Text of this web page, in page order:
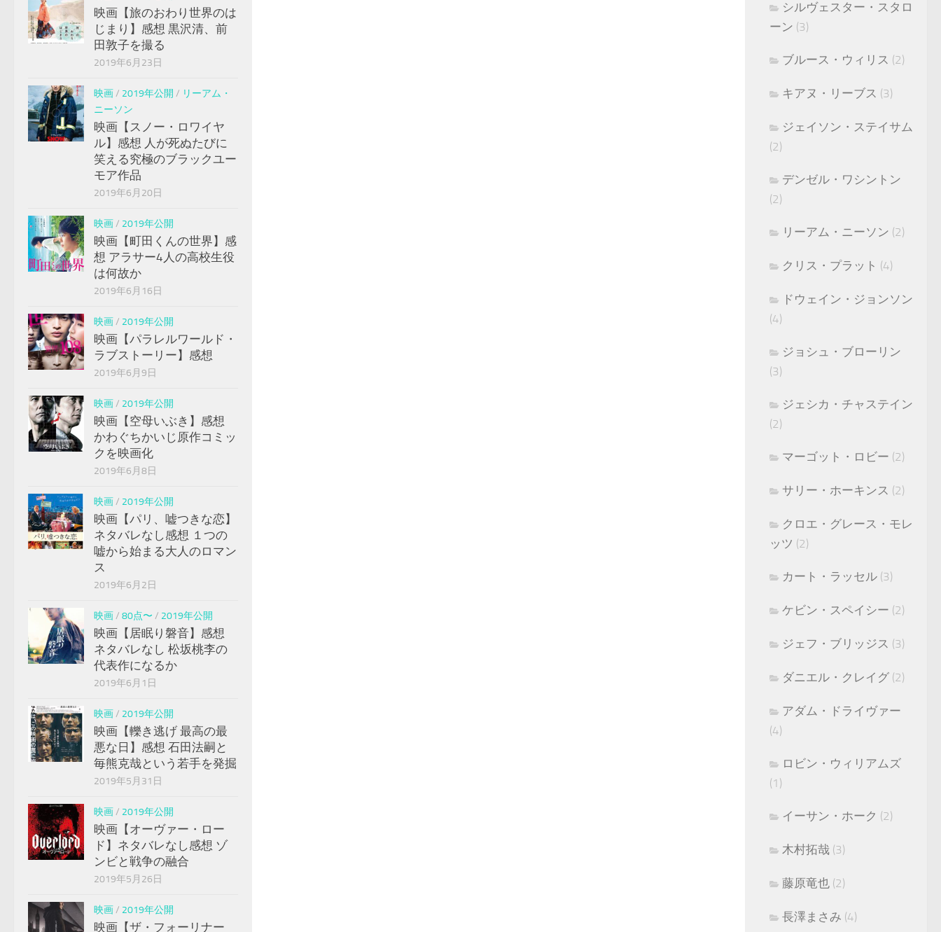
映画【旅のおわり世界のは
じまり】感想 黒沢清、前
田敦子を撮る
2019年6月23日
映画/ 2019年公開 / リーアム・
ニーソン
映画【スノー・ロワイヤ
ル】感想 人が死ぬたびに
笑える究極のブラックユー
モア作品
2019年6月20日
映画/ 2019年公開
映画【町田くんの世界】感
想 アラサー4人の高校生役
は何故か
2019年6月16日
映画/ 2019年公開
映画【パラレルワールド・
ラブストーリー】感想
2019年6月9日
映画/ 2019年公開
映画【空母いぶき】感想
かわぐちかいじ原作コミッ
クを映画化
2019年6月8日
映画/ 2019年公開
映画【パリ、嘘つきな恋】
ネタバレなし感想 １つの
嘘から始まる大人のロマン
ス
2019年6月2日
映画/ 80点〜 / 2019年公開
映画【居眠り磐音】感想
ネタバレなし 松坂桃李の
代表作になるか
2019年6月1日
映画/ 2019年公開
映画【轢き逃げ 最高の最
悪な日】感想 石田法嗣と
毎熊克哉という若手を発掘
2019年5月31日
映画/ 2019年公開
映画【オーヴァー・ロー
ド】ネタバレなし感想 ゾ
ンビと戦争の融合
2019年5月26日
映画/ 2019年公開
映画【ザ・フォーリナー
シルヴェスター・スタロ
ーン (3)
ブルース・ウィリス (2)
キアヌ・リーブス (3)
ジェイソン・ステイサム
(2)
デンゼル・ワシントン
(2)
リーアム・ニーソン (2)
クリス・プラット (4)
ドウェイン・ジョンソン
(4)
ジョシュ・ブローリン
(3)
ジェシカ・チャステイン
(2)
マーゴット・ロビー (2)
サリー・ホーキンス (2)
クロエ・グレース・モレ
ッツ (2)
カート・ラッセル (3)
ケビン・スペイシー (2)
ジェフ・ブリッジス (3)
ダニエル・クレイグ (2)
アダム・ドライヴァー
(4)
ロビン・ウィリアムズ
(1)
イーサン・ホーク (2)
木村拓哉 (3)
藤原竜也 (2)
長澤まさみ (4)